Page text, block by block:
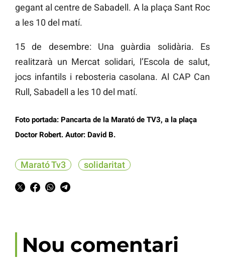
gegant al centre de Sabadell. A la plaça Sant Roc
a les 10 del matí.
15 de desembre: Una guàrdia solidària. Es
realitzarà un Mercat solidari, l’Escola de salut,
jocs infantils i rebosteria casolana. Al CAP Can
Rull, Sabadell a les 10 del matí.
Foto portada: Pancarta de la Marató de TV3, a la plaça
Doctor Robert. Autor: David B.
Marató Tv3 solidaritat
Nou comentari